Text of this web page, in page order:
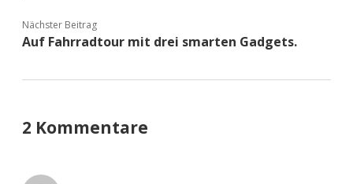
Nächster Beitrag
Auf Fahrradtour mit drei smarten Gadgets.
2 Kommentare